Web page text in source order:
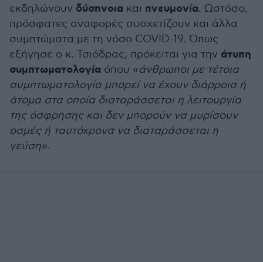
εκδηλώνουν δύσπνοια και πνευμονία. Ωστόσο,
πρόσφατες αναφορές συσχετίζουν και άλλα
συμπτώματα με τη νόσο COVID-19. Όπως
εξήγησε ο κ. Τσιόδρας, πρόκειται για την άτυπη
συμπτωματολογία όπου «άνθρωποι με τέτοια
συμπτωματολογία μπορεί να έχουν διάρροια ή
άτομα στα οποία διαταράσσεται η λειτουργία
της όσφρησης και δεν μπορούν να μυρίσουν
οσμές ή ταυτόχρονα να διαταράσσεται η
γεύση».